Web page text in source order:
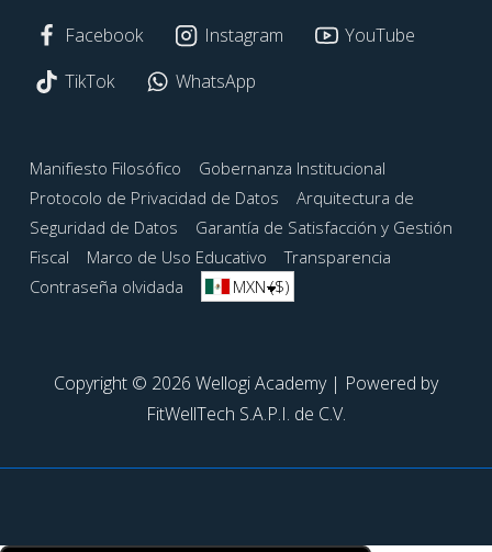
Facebook Instagram
YouTube
TikTok
WhatsApp
Menú
del
pie
de
Manifiesto Filosófico
Gobernanza Institucional
Protocolo de Privacidad de Datos
Arquitectura de
Seguridad de Datos
Garantía de Satisfacción y Gestión
Fiscal
Marco de Uso Educativo
Transparencia
Contraseña olvidada
MXN ($)
Copyright © 2026 Wellogi Academy | Powered by
FitWellTech S.A.P.I. de C.V.